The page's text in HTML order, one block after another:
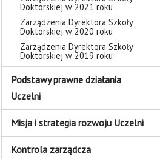
Doktorskiej w 2021 roku
Zarządzenia Dyrektora Szkoły
Doktorskiej w 2020 roku
Zarządzenia Dyrektora Szkoły
Doktorskiej w 2019 roku
Podstawy prawne działania
Uczelni
Misja i strategia rozwoju Uczelni
Kontrola zarządcza